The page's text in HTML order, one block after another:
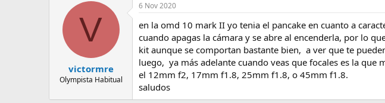
m
V
victormre
Olympista Habitual
6 Nov 2020
en la omd 10 mark II yo tenia el pancake en cuanto a
cuando apagas la cámara y se abre al encenderla, por lo
kit aunque se comportan bastante bien, a ver que te
luego, ya más adelante cuando veas que focales es la
el 12mm f2, 17mm f1.8, 25mm f1.8, o 45mm f1.8.
saludos